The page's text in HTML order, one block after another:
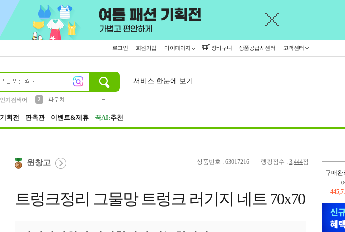
로그인 회원가입 마이페이지 장바구니 상품공급사센터 고객센터
인기검색어
2
파우치
서비스 한눈에 보기
기획전 판촉관 이벤트&제휴 꾹AI:추천
구매완
오
상품번호 : 63017216 랭킹점수 : 3,444점
윈창고
트렁크정리 그물망 트렁크 러기지 네트 70x70